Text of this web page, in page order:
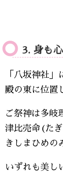
3. 身も
「八坂神社
殿の東に位置
ご祭神は多岐
津比売命(た
きしまひめの
いずれも美し